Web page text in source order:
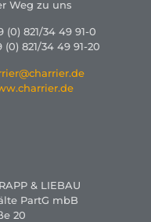
Weg zu uns
(0) 821/34 49 91-0
(0) 821/34 49 91-20
& LIEBAU
PartG mbB
20